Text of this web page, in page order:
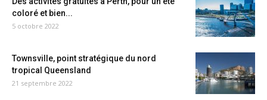
coloré et bien...
5 octobre 2022
Townsville, point stratégique du nord
tropical Queensland
21 septembre 2022